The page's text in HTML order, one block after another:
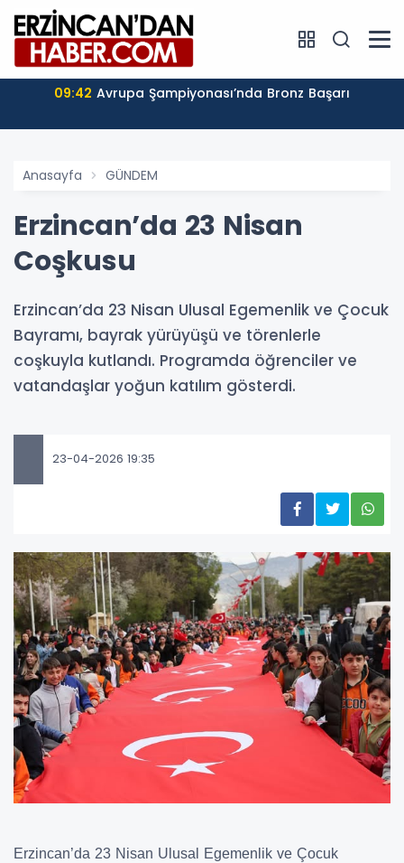
09:42 Avrupa Şampiyonası’nda Bronz Başarı
Anasayfa GÜNDEM
Erzincan’da 23 Nisan
Coşkusu
Erzincan’da 23 Nisan Ulusal Egemenlik ve Çocuk
Bayramı, bayrak yürüyüşü ve törenlerle
coşkuyla kutlandı. Programda öğrenciler ve
vatandaşlar yoğun katılım gösterdi.
23-04-2026 19:35
Erzincan’da 23 Nisan Ulusal Egemenlik ve Çocuk